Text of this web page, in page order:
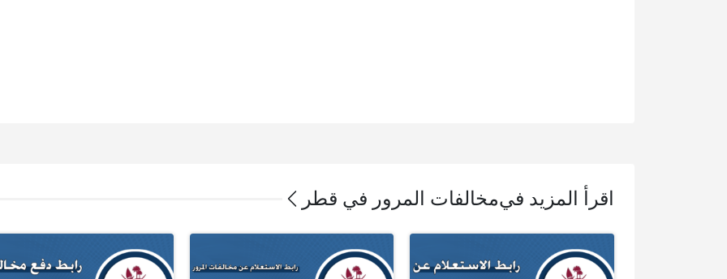
اقرأ المزيد فيمخالفات المرور في قطر